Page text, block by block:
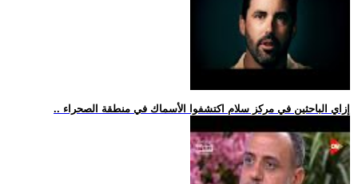
.. إزاي الباحثين في مركز سلام اكتشفوا الأسماك في منطقة الصحراء